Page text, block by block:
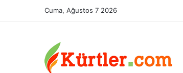
Cuma, Ağustos 7 2026